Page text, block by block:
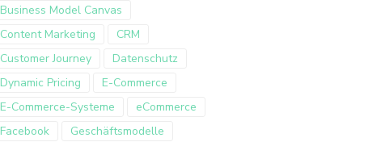
Business Model Canvas
Content Marketing
CRM
Customer Journey
Datenschutz
Dynamic Pricing
E-Commerce
E-Commerce-Systeme
eCommerce
Facebook
Geschäftsmodelle